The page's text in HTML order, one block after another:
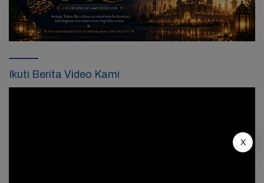
Ikuti Berita Video Kami
X